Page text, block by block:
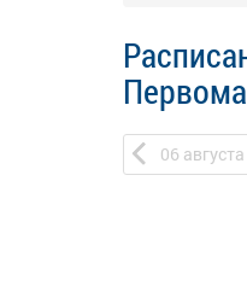
06 августа